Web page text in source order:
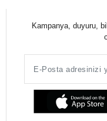
Kampanya, duyuru,